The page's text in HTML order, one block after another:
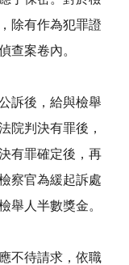
除有作為犯罪證
查案卷內。
訴後，給與檢舉
院判決有罪後，
有罪確定後，再
察官為緩起訴處
舉人半數獎金。
不待請求，依職